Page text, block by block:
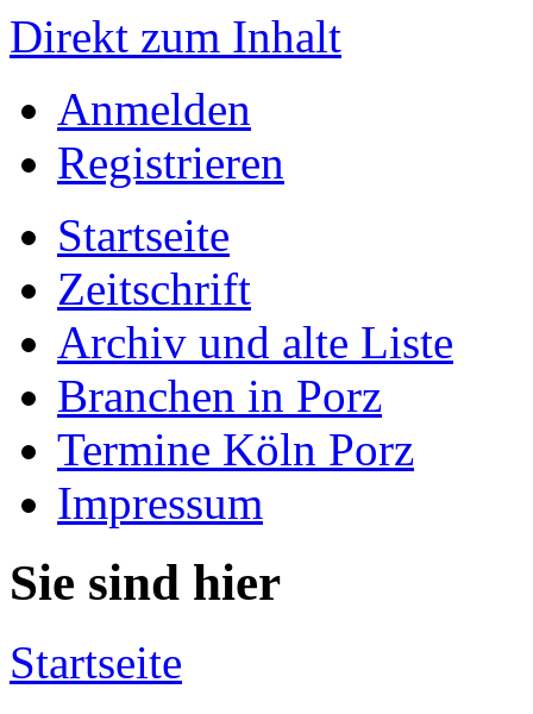
Direkt zum Inhalt
Anmelden
Registrieren
Startseite
Zeitschrift
Archiv und alte Liste
Branchen in Porz
Termine Köln Porz
Impressum
Sie sind hier
Startseite